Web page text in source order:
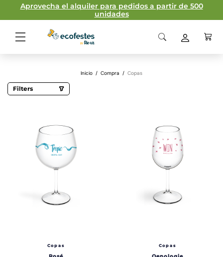
Aprovecha el alquiler para pedidos a partir de 500
unidades
Inicio / Compra / Copas
Filters
Capacidad
Copas Copas